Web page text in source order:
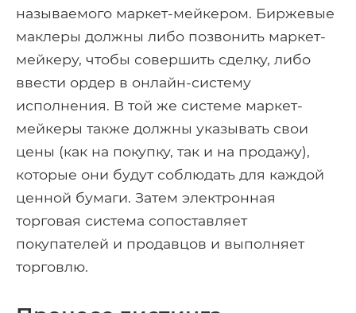
называемого маркет-мейкером. Биржевые
маклеры должны либо позвонить маркет-
мейкеру, чтобы совершить сделку, либо
ввести ордер в онлайн-систему
исполнения. В той же системе маркет-
мейкеры также должны указывать свои
цены (как на покупку, так и на продажу),
которые они будут соблюдать для каждой
ценной бумаги. Затем электронная
торговая система сопоставляет
покупателей и продавцов и выполняет
торговлю.